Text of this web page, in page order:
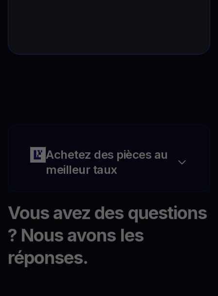
Achetez des pièces au
meilleur taux
Vous avez des questions
? Nous avons les
réponses.